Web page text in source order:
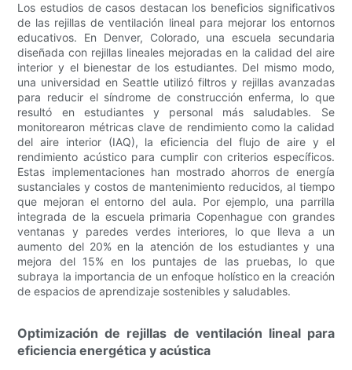
Los estudios de casos destacan los beneficios significativos
de las rejillas de ventilación lineal para mejorar los entornos
educativos. En Denver, Colorado, una escuela secundaria
diseñada con rejillas lineales mejoradas en la calidad del aire
interior y el bienestar de los estudiantes. Del mismo modo,
una universidad en Seattle utilizó filtros y rejillas avanzadas
para reducir el síndrome de construcción enferma, lo que
resultó en estudiantes y personal más saludables. Se
monitorearon métricas clave de rendimiento como la calidad
del aire interior (IAQ), la eficiencia del flujo de aire y el
rendimiento acústico para cumplir con criterios específicos.
Estas implementaciones han mostrado ahorros de energía
sustanciales y costos de mantenimiento reducidos, al tiempo
que mejoran el entorno del aula. Por ejemplo, una parrilla
integrada de la escuela primaria Copenhague con grandes
ventanas y paredes verdes interiores, lo que lleva a un
aumento del 20% en la atención de los estudiantes y una
mejora del 15% en los puntajes de las pruebas, lo que
subraya la importancia de un enfoque holístico en la creación
de espacios de aprendizaje sostenibles y saludables.
Optimización de rejillas de ventilación lineal para
eficiencia energética y acústica